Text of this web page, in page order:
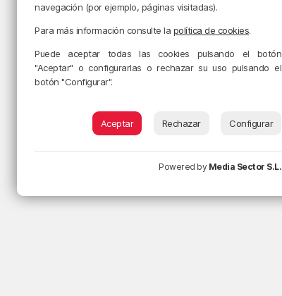
navegación (por ejemplo, páginas visitadas).
Para más información consulte la política de cookies.
Puede aceptar todas las cookies pulsando el botón
"Aceptar" o configurarlas o rechazar su uso pulsando el
botón "Configurar".
Aceptar Rechazar Configurar
Powered by Media Sector S.L.